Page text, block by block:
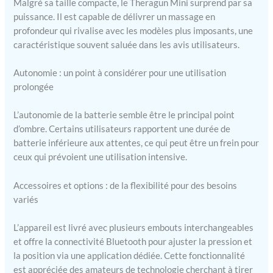
massage offre un
soulagement rapide et
efficace de la douleur et
de la tension, favorisant
soulagement du stress.
3.0 le rend facile à
manipuler et à utiliser,
offrant une expérience
de massage confortable.
Malgré sa taille compacte, le Theragun Mini surprend par sa
puissance. Il est capable de délivrer un massage en
profondeur qui rivalise avec les modèles plus imposants, une
caractéristique souvent saluée dans les avis utilisateurs.
Autonomie : un point à considérer pour une utilisation
prolongée
L’autonomie de la batterie semble être le principal point
d’ombre. Certains utilisateurs rapportent une durée de
batterie inférieure aux attentes, ce qui peut être un frein pour
ceux qui prévoient une utilisation intensive.
Accessoires et options : de la flexibilité pour des besoins
variés
L’appareil est livré avec plusieurs embouts interchangeables
et offre la connectivité Bluetooth pour ajuster la pression et
la position via une application dédiée. Cette fonctionnalité
est appréciée des amateurs de technologie cherchant à tirer